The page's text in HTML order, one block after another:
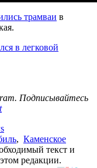
трамваи в
в легковой
Подписывайтесь
, Каменское
текст и
редакции.